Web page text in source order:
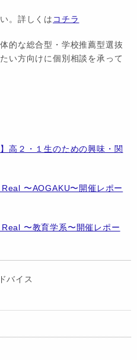
。詳しくは コチラ
的な総合型・学校推薦型選抜
い方向けに個別相談を承って
高２・１生のための興味・関
〜AOGAKU〜開催レポー
〜教育学系〜開催レポー
バイス